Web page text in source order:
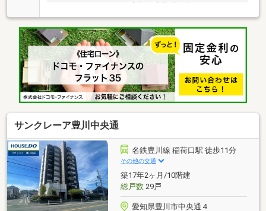
ント、スイッチカバー交換、障子張り替え、カーペッ
ト交換■ライフインフォメーション ・代田小学校
徒歩9分 ・代田中学校 徒歩9分 ・代田保育園 徒
歩6分 ・カネスエ蔵子店 徒歩11分□■おうち探しは
家デパ へ■□――――――・・・ 住宅ローンや住み替え
など、不動産のことなら何でもご相談ください。 土
日、平日夜のお仕事終わりでもご案内可能です。 キ
ッズスペースもご用意しております。ぜひご家族揃っ
てご来店ください
サンクレーア豊川中央通
名鉄豊川線 稲荷口駅 徒歩11分
その他の交通
築17年2ヶ月/10階建
総戸数29戸
愛知県豊川市中央通４